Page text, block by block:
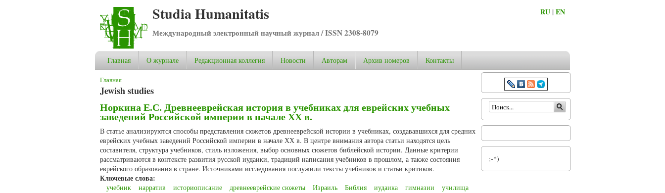
Studia Humanitatis
Международный электронный научный журнал / ISSN 2308-8079
RU |EN
Главная О журнале Редакционная коллегия Новости Авторам Архив номеров Контакты
Вы здесь
Главная
Jewish studies
Норкина Е.С. Древнееврейская история в учебниках для еврейских учебных
заведений Российской империи в начале ХХ в.
В статье анализируются способы представления сюжетов древнееврейской истории в учебниках, создававшихся для средних
еврейских учебных заведений Российской империи в начале ХХ в. В центре внимания автора статьи находятся цель
составителя, структура учебников, стиль изложения, выбор основных сюжетов библейской истории. Данные критерии
рассматриваются в контексте развития русской иудаики, традиций написания учебников в прошлом, а также состояния
еврейского образования в стране. Источниками исследования послужили тексты учебников и статьи критиков.
Ключевые слова:
учебник нарратив историописание древнееврейские сюжеты Израиль Библия иудаика гимназии училища
Форма поиска
:-*)